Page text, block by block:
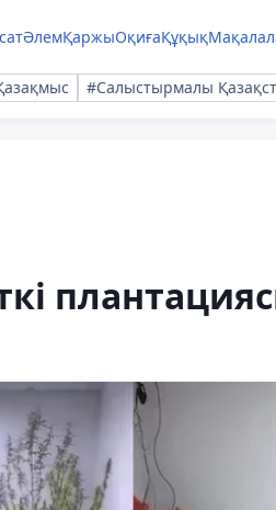
ӘлемҚаржыОқиғаҚұқық
#Салыстырмалы